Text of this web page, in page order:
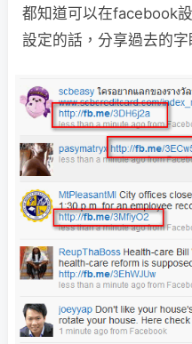
都知道可以在facebook
設定的話，分享過去的字